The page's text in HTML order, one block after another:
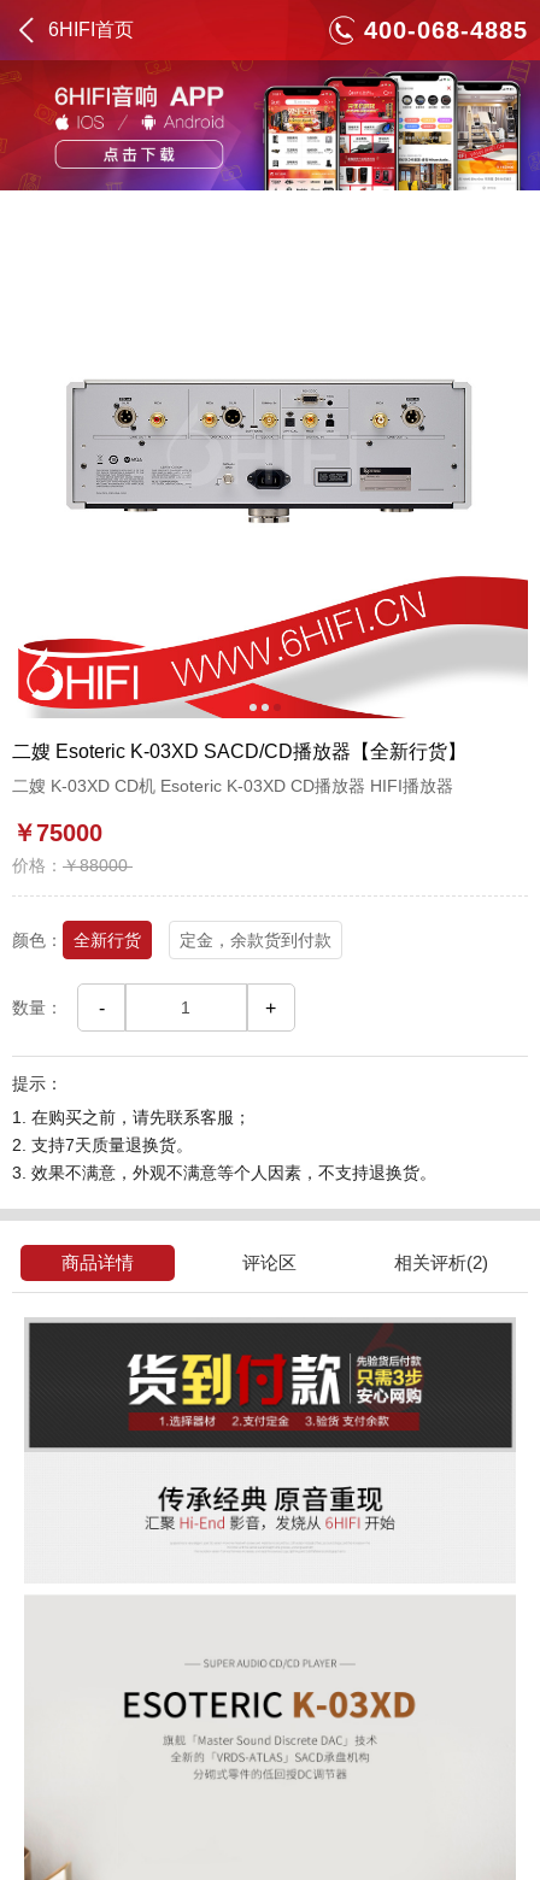
6HIFI首页 400-068-4885
1 23
二嫂 Esoteric K-03XD SACD/CD播放器【全新行货】
二嫂 K-03XD CD机 Esoteric K-03XD CD播放器 HIFI播放器
￥75000
价格： ￥88000
颜色： 全新行货 定金，余款货到付款
数量： - +
提示：
1. 在购买之前，请先联系客服；
2. 支持7天质量退换货。
3. 效果不满意，外观不满意等个人因素，不支持退换货。
商品详情 评论区 相关评析(2)